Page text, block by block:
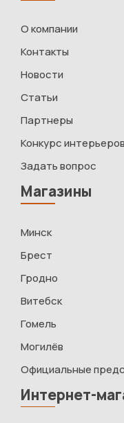
О компании
Контакты
Новости
Статьи
Партнеры
Конкурс интерьеров
Задать вопрос
Магазины
Минск
Брест
Гродно
Витебск
Гомель
Могилёв
Официальные
Интернет-